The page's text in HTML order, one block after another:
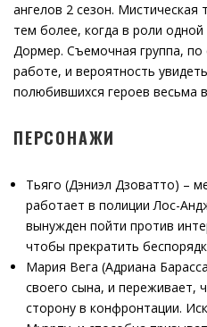
ангелов 2 сезон. Мистическая
тем более, когда в роли
Дормер. Съемочная группа, по
работе, и вероятность
полюбившихся героев весьма
ПЕРСОНАЖИ
Тьяго (Дэниэл Дзоватто) –
работает в полиции Лос-
вынужден пойти против
чтобы прекратить
Мария Вега (Адриана
своего сына, и переживает,
сторону в конфронтации.